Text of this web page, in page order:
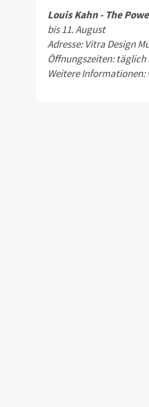
Louis Kahn - The
bis 11. August
Adresse: Vitra Design
Öffnungszeiten: täglich
Weitere